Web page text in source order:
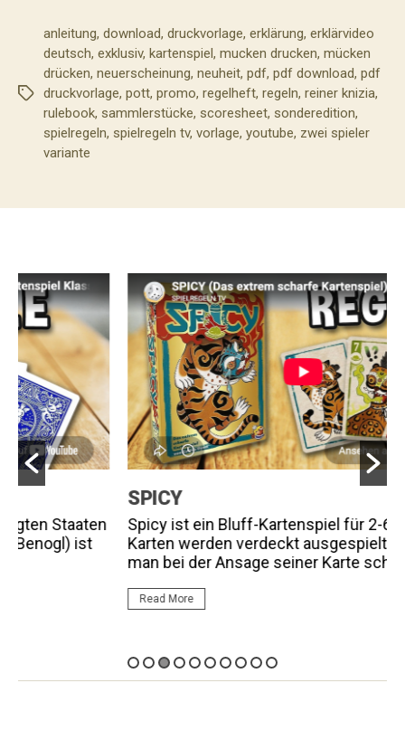
Schlagwörter
anleitung, download, druckvorlage, erklärung, erklärvideo
deutsch, exklusiv, kartenspiel, mucken drucken, mücken
drücken, neuerscheinung, neuheit, pdf, pdf download, pdf
druckvorlage, pott, promo, regelheft, regeln, reiner knizia,
rulebook, sammlerstücke, scoresheet, sonderedition,
spielregeln, spielregeln tv, vorlage, youtube, zwei spieler
variante
Spicy ist ein Bluff-Kartenspiel für 2-6 Spieler. Die
Karten werden verdeckt ausgespielt, sodass
man bei der Ansage seiner Karte schon...